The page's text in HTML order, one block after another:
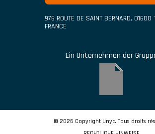
976 ROUTE DE SAINT BERNARD, 01600
FRANCE
Ein Unternehmen der
© 2026 Copyright Unyc. Tous droits